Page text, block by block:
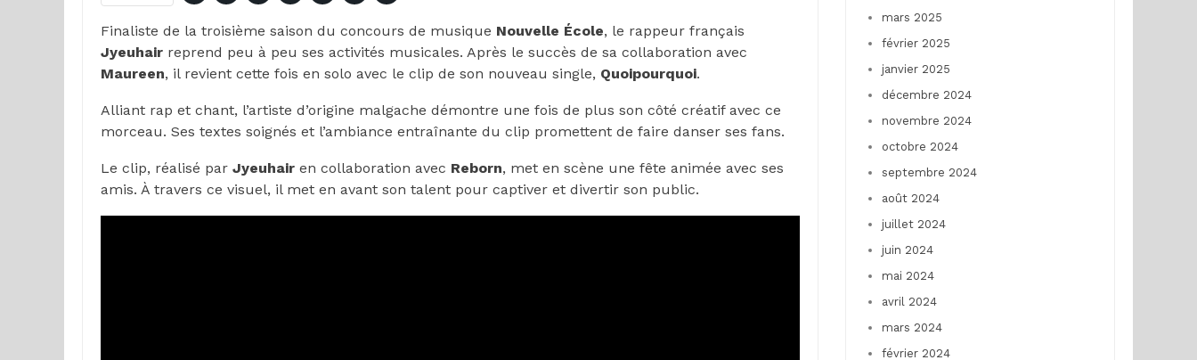
Finaliste de la troisième saison du concours de musique Nouvelle École, le rappeur français
Jyeuhair reprend peu à peu ses activités musicales. Après le succès de sa collaboration avec
Maureen, il revient cette fois en solo avec le clip de son nouveau single, Quoipourquoi.
Alliant rap et chant, l’artiste d’origine malgache démontre une fois de plus son côté créatif avec ce
morceau. Ses textes soignés et l’ambiance entraînante du clip promettent de faire danser ses fans.
Le clip, réalisé par Jyeuhair en collaboration avec Reborn, met en scène une fête animée avec ses
amis. À travers ce visuel, il met en avant son talent pour captiver et divertir son public.
mars 2025
février 2025
janvier 2025
décembre 2024
novembre 2024
octobre 2024
septembre 2024
août 2024
juillet 2024
juin 2024
mai 2024
avril 2024
mars 2024
février 2024